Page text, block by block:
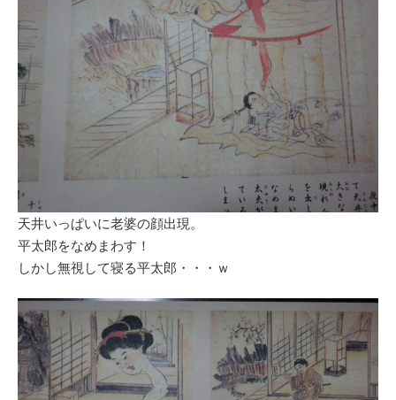
天井いっぱいに老婆の顔出現。
平太郎をなめまわす！
しかし無視して寝る平太郎・・・ｗ